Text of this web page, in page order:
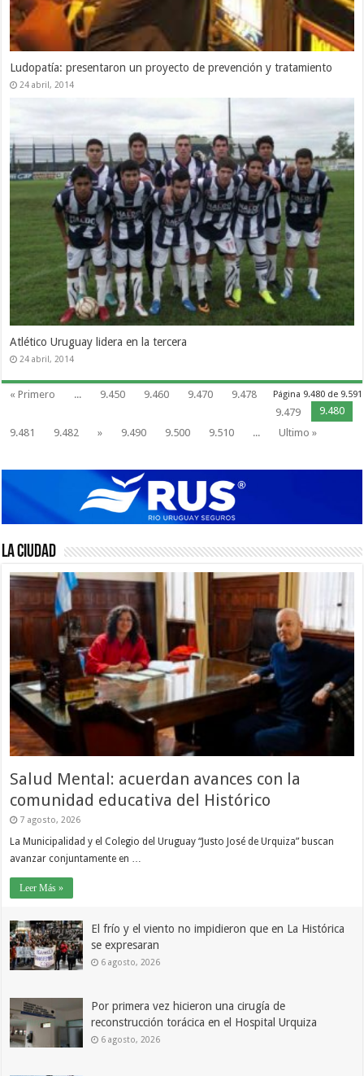
Ludopatía: presentaron un proyecto de prevención y tratamiento
24 abril, 2014
Atlético Uruguay lidera en la tercera
24 abril, 2014
Página 9.480 de 9.591
« Primero ... 9.450 9.460 9.470
9.478
9.479
9.480
9.481
9.482 » 9.490 9.500 9.510 ... Ultimo »
La Ciudad
Salud Mental: acuerdan avances con la
comunidad educativa del Histórico
7 agosto, 2026
La Municipalidad y el Colegio del Uruguay “Justo José de Urquiza” buscan
avanzar conjuntamente en …
Leer Más »
El frío y el viento no impidieron que en La Histórica
se expresaran
6 agosto, 2026
Por primera vez hicieron una cirugía de
reconstrucción torácica en el Hospital Urquiza
6 agosto, 2026